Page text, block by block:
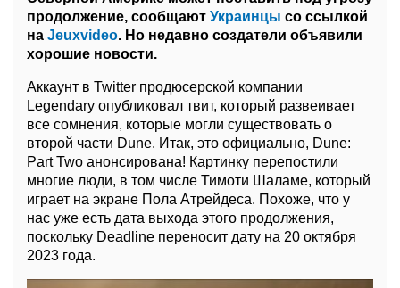
продолжение, сообщают Украинцы со ссылкой
на Jeuxvideo. Но недавно создатели объявили
хорошие новости.
Аккаунт в Twitter продюсерской компании
Legendary опубликовал твит, который развеивает
все сомнения, которые могли существовать о
второй части Dune. Итак, это официально, Dune:
Part Two анонсирована! Картинку перепостили
многие люди, в том числе Тимоти Шаламе, который
играет на экране Пола Атрейдеса. Похоже, что у
нас уже есть дата выхода этого продолжения,
поскольку Deadline переносит дату на 20 октября
2023 года.